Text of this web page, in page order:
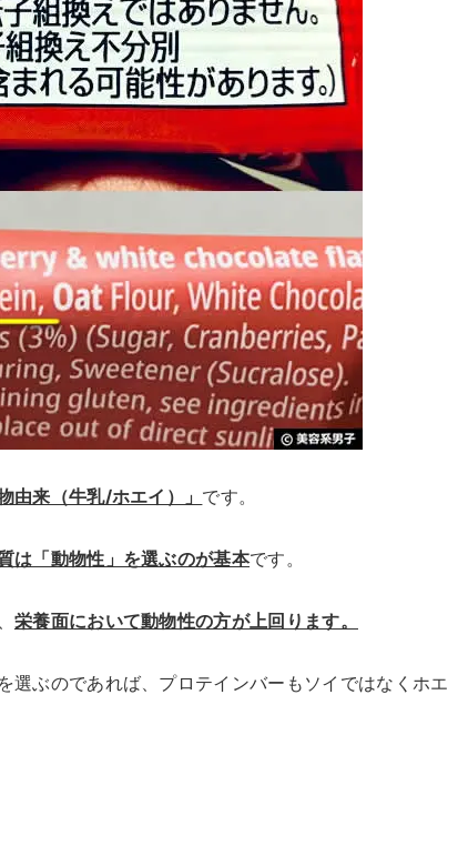
由来（牛乳/ホエイ）」 です。
は「動物性」を選ぶのが基本です。
栄養面において動物性の方が上回ります。
選ぶのであれば、プロテインバーもソイではなくホエ